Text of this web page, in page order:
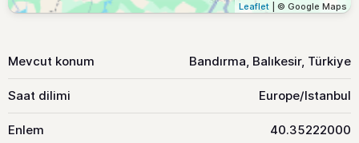
Leaflet | © Google Maps
Mevcut konum Bandırma, Balıkesir, Türkiye
Saat dilimi Europe/Istanbul
Enlem 40.35222000